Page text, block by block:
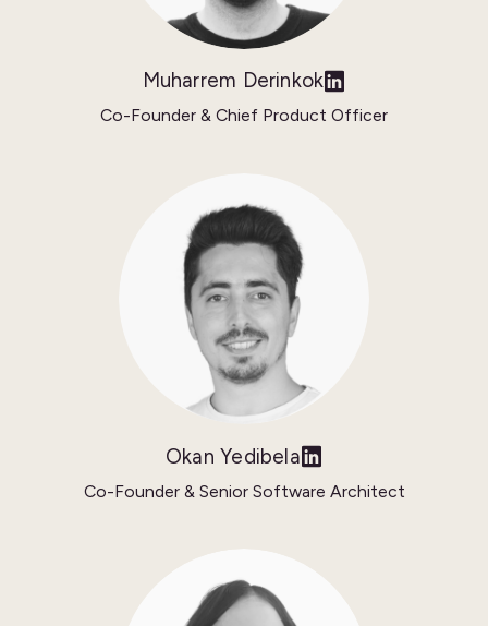
Muharrem Derinkok
Co-Founder & Chief Product Officer
Okan Yedibela
Co-Founder & Senior Software Architect